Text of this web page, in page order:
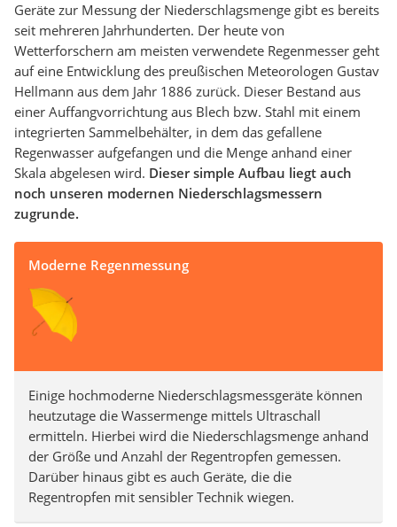
Geräte zur Messung der Niederschlagsmenge gibt es bereits
seit mehreren Jahrhunderten. Der heute von
Wetterforschern am meisten verwendete Regenmesser geht
auf eine Entwicklung des preußischen Meteorologen Gustav
Hellmann aus dem Jahr 1886 zurück. Dieser Bestand aus
einer Auffangvorrichtung aus Blech bzw. Stahl mit einem
integrierten Sammelbehälter, in dem das gefallene
Regenwasser aufgefangen und die Menge anhand einer
Skala abgelesen wird. Dieser simple Aufbau liegt auch
noch unseren modernen Niederschlagsmessern
zugrunde.
Moderne Regenmessung
Einige hochmoderne Niederschlagsmessgeräte können
heutzutage die Wassermenge mittels Ultraschall
ermitteln. Hierbei wird die Niederschlagsmenge anhand
der Größe und Anzahl der Regentropfen gemessen.
Darüber hinaus gibt es auch Geräte, die die
Regentropfen mit sensibler Technik wiegen.